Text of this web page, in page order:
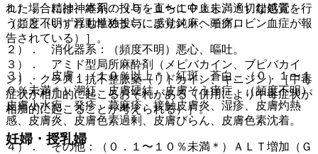
れた場合には、本剤の投与を直ちに中止し、適切な処置を行
うこと（いずれも単独投与によりメトヘモグロビン血症が報
告されている）］。
３）． アミド型局所麻酔剤（メピバカイン、ブピバカイ
ン）、クラス１抗不整脈薬（リドカイン、キニジン）［中毒
症状が相加的に起こるおそれがある（併用により中毒症状が
相加的に起こることが考えられる）］。
妊婦・授乳婦
１）． 精神神経系：（０．１〜１０％未満＊）錯感覚、
（頻度不明）浮動性めまい、感覚鈍麻、頭痛。
２）． 消化器系：（頻度不明）悪心、嘔吐。
３）． 皮膚：（１０％以上＊）紅斑、蒼白、（０．１〜１
０％未満＊）潮紅、皮膚硬結、皮膚そう痒症、（頻度不明）
皮膚小水疱、発疹、蕁麻疹、接触皮膚炎、湿疹、皮膚灼熱
感、皮膚炎、皮膚色素過剰、皮膚びらん、皮膚色素沈着。
４）． その他：（０．１〜１０％未満＊）ＡＬＴ増加（Ｇ